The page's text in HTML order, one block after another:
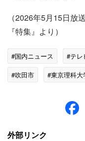
（2026年5月15日
『特集』より）
#国内ニュース #テレ
#吹田市
#東京理科大
外部リンク